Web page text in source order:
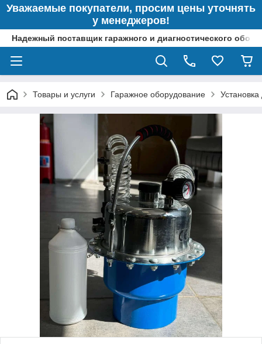
Уважаемые покупатели, просим цены уточнять
у менеджеров!
Надежный поставщик гаражного и диагностического
Товары и услуги Гаражное оборудование